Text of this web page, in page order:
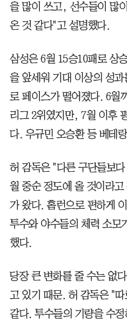
을 많이 쓰고, 선수들이 많
온 것 같다"고 설명했다.
삼성은 6월 15승10패로 상
을 앞세워 기대 이상의 성
로 페이스가 떨어졌다. 6월
리그 2위였지만, 7월 이후
다. 우규민 오승환 등 베테
허 감독은 "다른 구단들보
월 중순 정도에 올 것이라
가 왔다. 홈런으로 편하게
투수와 야수들의 체력 소모
했다.
당장 큰 변화를 줄 수는 없
고 있기 때문. 허 감독은 "
같다. 투수들의 기량을 수